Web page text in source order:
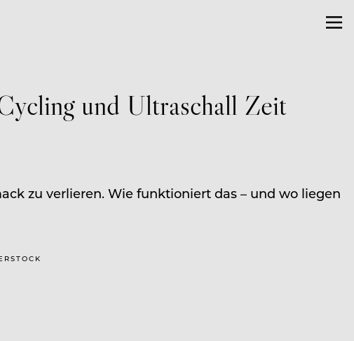
und Ultraschall Zeit
zu verlieren. Wie funktioniert das – und wo liegen